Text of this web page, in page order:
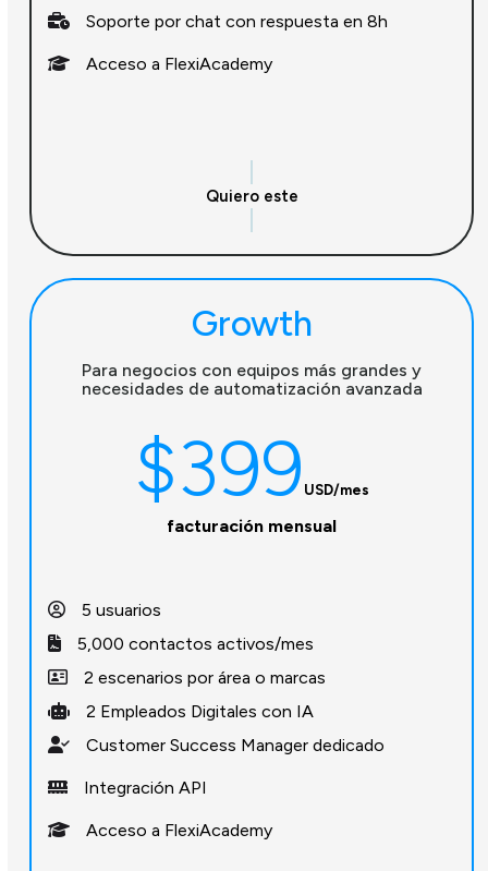
Soporte por chat con respuesta en 8h
Acceso a FlexiAcademy
Quiero este
Growth
Para negocios con equipos más grandes y
necesidades de automatización avanzada
$399 USD/mes
facturación mensual
5 usuarios
5,000 contactos activos/mes
2 escenarios por área o marcas
2 Empleados Digitales con IA
Customer Success Manager dedicado
Integración API
Acceso a FlexiAcademy